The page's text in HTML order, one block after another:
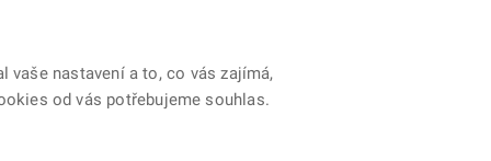
vaše nastavení a to, co vás zajímá,
od vás potřebujeme souhlas.